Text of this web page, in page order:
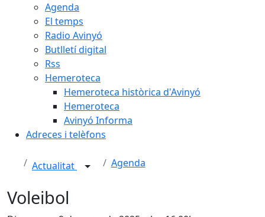
Agenda
El temps
Radio Avinyó
Butlletí digital
Rss
Hemeroteca
Hemeroteca històrica d'Avinyó
Hemeroteca
Avinyó Informa
Adreces i telèfons
Actualitat Agenda
Voleibol